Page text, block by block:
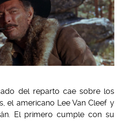
del reparto cae sobre los
el americano Lee Van Cleef y
El primero cumple con su